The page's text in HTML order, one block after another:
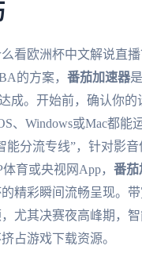
看欧洲杯中文解说直
的方案， 番茄加速器
成。开始前，确认你
、Windows或Mac都能
能分流专线”，针对影音
育或央视网App， 番茄
精彩瞬间流畅呈现。
尤其决赛夜高峰期，
占游戏下载资源。